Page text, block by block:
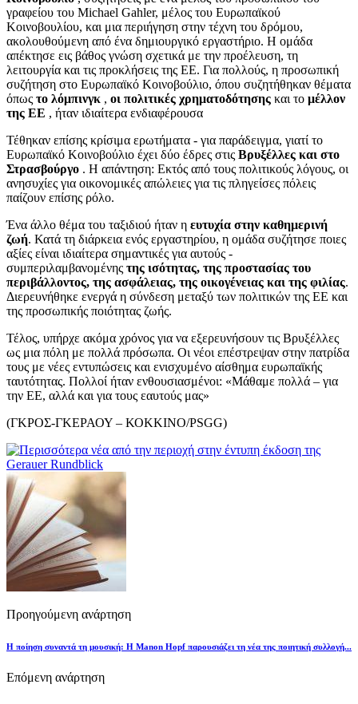
γραφείου του Michael Gahler, μέλος του Ευρωπαϊκού
Κοινοβουλίου, και μια περιήγηση στην τέχνη του δρόμου,
ακολουθούμενη από ένα δημιουργικό εργαστήριο. Η ομάδα
απέκτησε εις βάθος γνώση σχετικά με την προέλευση, τη
λειτουργία και τις προκλήσεις της ΕΕ. Για πολλούς, η προσωπική
συζήτηση στο Ευρωπαϊκό Κοινοβούλιο, όπου συζητήθηκαν θέματα
όπως το λόμπινγκ , οι πολιτικές χρηματοδότησης και το μέλλον
της ΕΕ , ήταν ιδιαίτερα ενδιαφέρουσα
Τέθηκαν επίσης κρίσιμα ερωτήματα - για παράδειγμα, γιατί το
Ευρωπαϊκό Κοινοβούλιο έχει δύο έδρες στις Βρυξέλλες και στο
Στρασβούργο . Η απάντηση: Εκτός από τους πολιτικούς λόγους, οι
ανησυχίες για οικονομικές απώλειες για τις πληγείσες πόλεις
παίζουν επίσης ρόλο.
Ένα άλλο θέμα του ταξιδιού ήταν η ευτυχία στην καθημερινή
ζωή. Κατά τη διάρκεια ενός εργαστηρίου, η ομάδα συζήτησε ποιες
αξίες είναι ιδιαίτερα σημαντικές για αυτούς -
συμπεριλαμβανομένης της ισότητας, της προστασίας του
περιβάλλοντος, της ασφάλειας, της οικογένειας και της φιλίας.
Διερευνήθηκε ενεργά η σύνδεση μεταξύ των πολιτικών της ΕΕ και
της προσωπικής ποιότητας ζωής.
Τέλος, υπήρχε ακόμα χρόνος για να εξερευνήσουν τις Βρυξέλλες
ως μια πόλη με πολλά πρόσωπα. Οι νέοι επέστρεψαν στην πατρίδα
τους με νέες εντυπώσεις και ενισχυμένο αίσθημα ευρωπαϊκής
ταυτότητας. Πολλοί ήταν ενθουσιασμένοι: «Μάθαμε πολλά – για
την ΕΕ, αλλά και για τους εαυτούς μας»
(ΓΚΡΟΣ-ΓΚΕΡΑΟΥ – ΚΟΚΚΙΝΟ/PSGG)
Προηγούμενη ανάρτηση
Η ποίηση συναντά τη μουσική: Η Manon Hopf παρουσιάζει τη νέα της ποιητική συλλογή...
Επόμενη ανάρτηση